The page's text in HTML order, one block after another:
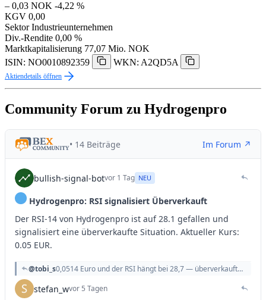
– 0,03 NOK -4,22 %
KGV 0,00
Sektor Industrieunternehmen
Div.-Rendite 0,00 %
Marktkapitalisierung 77,07 Mio. NOK
ISIN: NO0010892359
WKN: A2QD5A
Aktiendetails öffnen
Community Forum zu Hydrogenpro